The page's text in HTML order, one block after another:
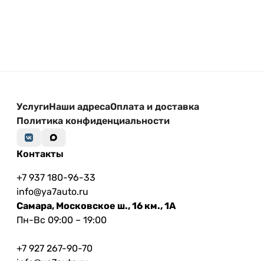
УслугиНаши адресаОплата и доставка
Политика конфиденциальности
Контакты
+7 937 180-96-33
info@ya7auto.ru
Самара, Московское ш., 16 км., 1А
Пн-Вс 09:00 – 19:00
+7 927 267-90-70